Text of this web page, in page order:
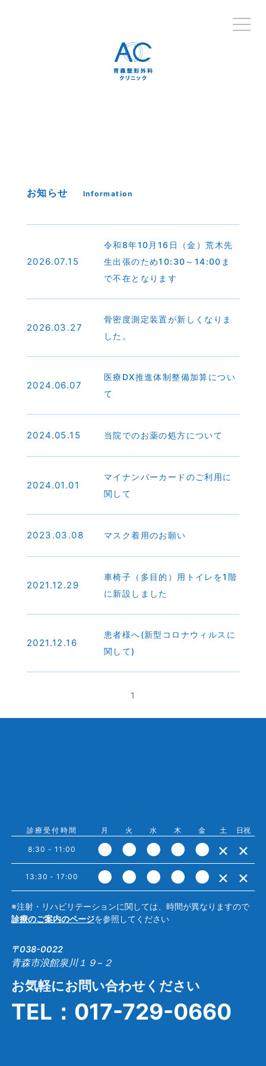
お知らせ Information
2026.07.15
令和8年10月16日（金）荒木先
生出張のため10:30～14:00ま
で不在となります
2026.03.27
骨密度測定装置が新しくなりま
した。
2024.06.07
医療DX推進体制整備加算につい
て
2024.05.15 当院でのお薬の処方について
2024.01.01
マイナンバーカードのご利用に
関して
2023.03.08 マスク着用のお願い
2021.12.29
車椅子（多目的）用トイレを1階
に新設しました
2021.12.16
患者様へ(新型コロナウィルスに
関して)
1
診療受付時間 月 火 水 木 金 土 日祝
8:30 - 11:00 ● ● ● ● ● × ×
13:30 - 17:00 ● ● ● ● ● × ×
※注射・リハビリテーションに関しては、時間が異なりますので
診療のご案内のページを参照してください
〒038-0022
青森市浪館泉川１９−２
お気軽にお問い合わせください
TEL： 017-729-0660